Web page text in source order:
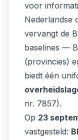
voor
Nederlandse
vervangt de
baselines —
(provincies)
biedt één
nr. 7857).
Op 23
vastgesteld: